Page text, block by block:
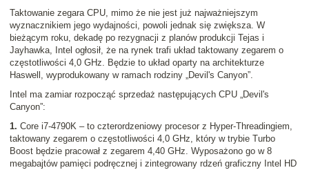
Taktowanie zegara CPU, mimo że nie jest już najważniejszym
wyznacznikiem jego wydajności, powoli jednak się zwiększa. W
bieżącym roku, dekadę po rezygnacji z planów produkcji Tejas i
Jayhawka, Intel ogłosił, że na rynek trafi układ taktowany zegarem o
częstotliwości 4,0 GHz. Będzie to układ oparty na architekturze
Haswell, wyprodukowany w ramach rodziny „Devil's Canyon”.
Intel ma zamiar rozpocząć sprzedaż następujących CPU „Devil's
Canyon”:
1. Core i7-4790K – to czterordzeniowy procesor z Hyper-Threadingiem,
taktowany zegarem o częstotliwości 4,0 GHz, który w trybie Turbo
Boost będzie pracował z zegarem 4,40 GHz. Wyposażono go w 8
megabajtów pamięci podręcznej i zintegrowany rdzeń graficzny Intel HD